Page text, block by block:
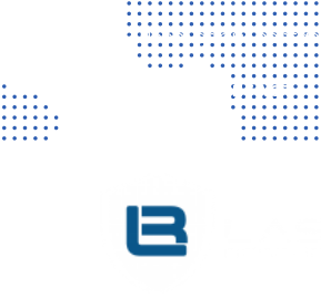
Vragen? Neem gerust
CONTACT